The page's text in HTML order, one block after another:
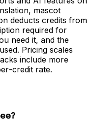
mascot
deducts credits from
required for
need it, and the
Pricing scales
include more
credit rate.